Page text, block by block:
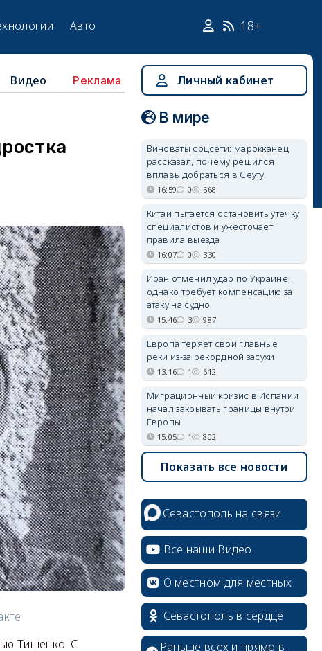
Авто 18+
Видео Реклама
Тищенко. С
Личный кабинет
В мире
Виноваты соцсети: марокканец
рассказал, почему решился
вплавь добраться в Сеуту
16:59 0 568
Китай пытается остановить утечку
специалистов и ужесточает
правила выезда
16:07 0 330
Иран отменил удар по Украине,
однако требует компенсацию за
атаку на судно
15:46 3 987
Европа теряет свои главные
реки из-за рекордной засухи
13:16 1 612
Миграционный кризис в Испании
начал закрывать границы внутри
Европы
15:05 1 802
Показать все новости
Севастополь на связи
Все наши Видео
О местном для местных
Севастополь в сердце
Раньше всех и прямо в